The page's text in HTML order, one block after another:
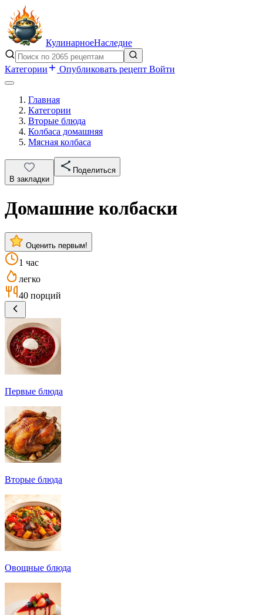
КулинарноеНаследие
Категории Опубликовать рецепт Войти
Главная
Категории
Вторые блюда
Колбаса домашняя
Мясная колбаса
В закладки
Поделиться
Домашние колбаски
Оценить первым!
1 час
легко
40 порций
Первые блюда
Вторые блюда
Овощные блюда